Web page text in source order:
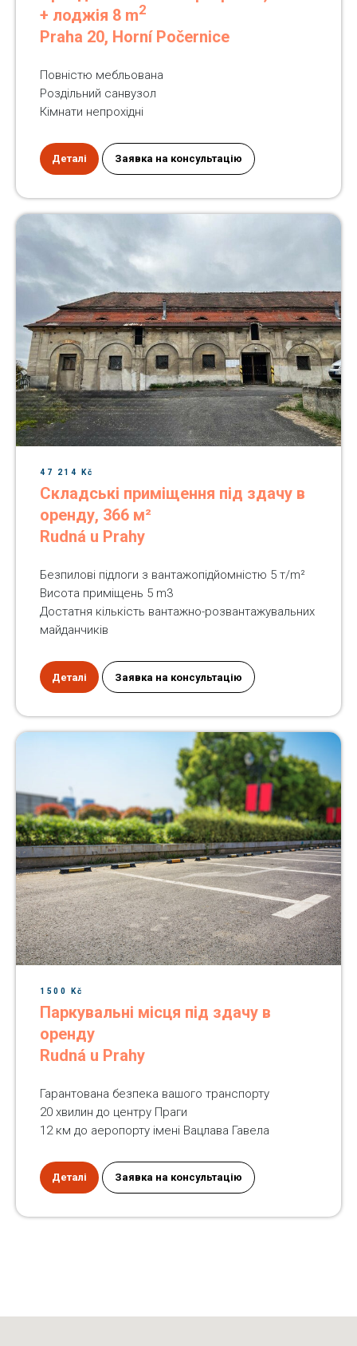
+ лоджія 8 m2
Praha 20, Horní Počernice
Повністю мебльована
Роздільний санвузол
Кімнати непрохідні
Деталі Заявка на консультацію
47 214 Kč
Складські приміщення під здачу в
оренду, 366 м²
Rudná u Prahy
Безпилові підлоги з вантажопідйомністю 5 т/m²
Висота приміщень 5 m3
Достатня кількість вантажно-розвантажувальних
майданчиків
Деталі Заявка на консультацію
1500 Kč
Паркувальні місця під здачу в
оренду
Rudná u Prahy
Гарантована безпека вашого транспорту
20 хвилин до центру Праги
12 км до аеропорту імені Вацлава Гавела
Деталі Заявка на консультацію